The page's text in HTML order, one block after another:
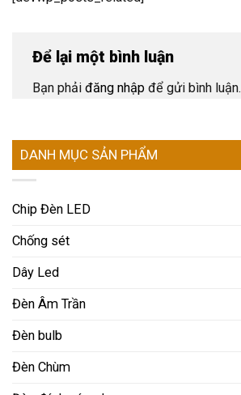
Để lại một bình luận
Bạn phải đăng nhập để gửi bình luận.
DANH MỤC SẢN PHẨM
Chip Đèn LED
Chống sét
Dây Led
Đèn Âm Trần
Đèn bulb
Đèn Chùm